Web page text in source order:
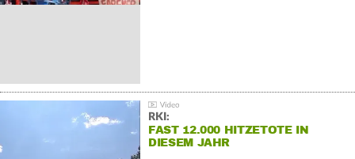
RKI:
FAST 12.000 HITZETOTE IN
DIESEM JAHR